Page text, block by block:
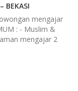
BEKASI
mengajar
: - Muslim &
mengajar 2